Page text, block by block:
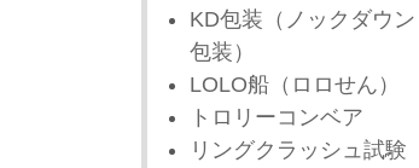
KD包装（ノックダウン
包装）
LOLO船（ロロせん）
トロリーコンベア
リングクラッシュ試験